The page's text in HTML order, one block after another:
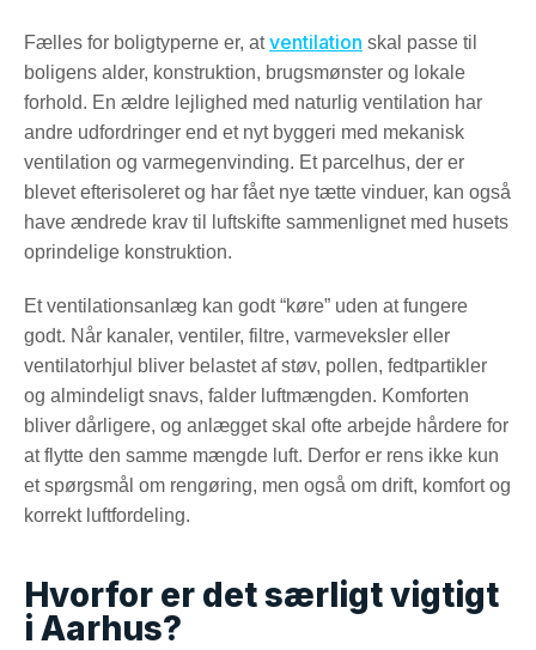
Fælles for boligtyperne er, atventilation skal passe til
boligens alder, konstruktion, brugsmønster og lokale
forhold. En ældre lejlighed med naturlig ventilation har
andre udfordringer end et nyt byggeri med mekanisk
ventilation og varmegenvinding. Et parcelhus, der er
blevet efterisoleret og har fået nye tætte vinduer, kan også
have ændrede krav til luftskifte sammenlignet med husets
oprindelige konstruktion.
Et ventilationsanlæg kan godt “køre” uden at fungere
godt. Når kanaler, ventiler, filtre, varmeveksler eller
ventilatorhjul bliver belastet af støv, pollen, fedtpartikler
og almindeligt snavs, falder luftmængden. Komforten
bliver dårligere, og anlægget skal ofte arbejde hårdere for
at flytte den samme mængde luft. Derfor er rens ikke kun
et spørgsmål om rengøring, men også om drift, komfort og
korrekt luftfordeling.
Hvorfor er det særligt vigtigt
i Aarhus?